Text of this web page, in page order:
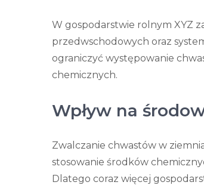
W gospodarstwie rolnym XYZ
przedwschodowych oraz
ograniczyć występowanie
chemicznych.
Wpływ na
Zwalczanie chwastów w
stosowanie środków
Dlatego coraz więcej